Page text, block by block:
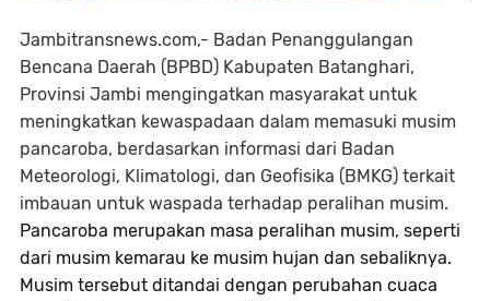
Jambitransnews.com,- Badan Penanggulangan
Bencana Daerah (BPBD) Kabupaten Batanghari,
Provinsi Jambi mengingatkan masyarakat untuk
meningkatkan kewaspadaan dalam memasuki musim
pancaroba, berdasarkan informasi dari Badan
Meteorologi, Klimatologi, dan Geofisika (BMKG) terkait
imbauan untuk waspada terhadap peralihan musim.
Pancaroba merupakan masa peralihan musim, seperti
dari musim kemarau ke musim hujan dan sebaliknya.
Musim tersebut ditandai dengan perubahan cuaca